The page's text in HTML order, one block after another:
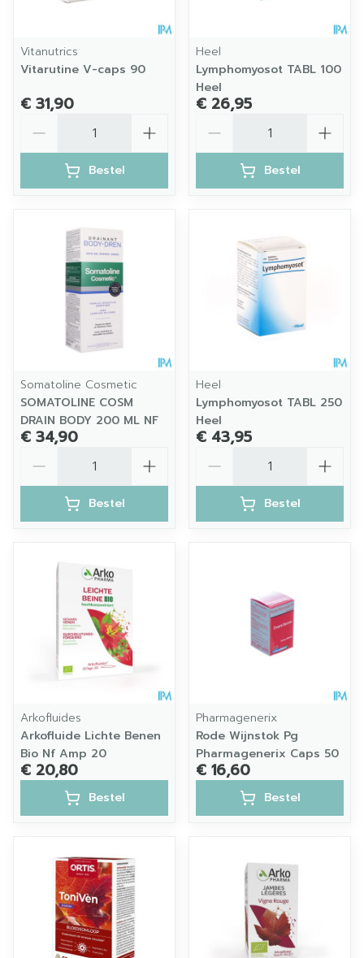
Vitanutrics
Vitarutine V-caps 90
€ 31,90
Bestel
Heel
Lymphomyosot TABL 100
Heel
€ 26,95
Bestel
Somatoline Cosmetic
SOMATOLINE COSM
DRAIN BODY 200 ML NF
€ 34,90
Bestel
Heel
Lymphomyosot TABL 250
Heel
€ 43,95
Bestel
Arkofluides
Arkofluide Lichte Benen
Bio Nf Amp 20
€ 20,80
Bestel
Pharmagenerix
Rode Wijnstok Pg
Pharmagenerix Caps 50
€ 16,60
Bestel